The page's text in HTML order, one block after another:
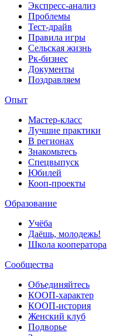
Экспресс-анализ
Проблемы
Тест-драйв
Правила игры
Сельская жизнь
Рк-бизнес
Документы
Поздравляем
Опыт
Мастер-класс
Лучшие практики
В регионах
Знакомьтесь
Спецвыпуск
Юбилей
Кооп-проекты
Образование
Учёба
Даёшь, молодежь!
Школа кооператора
Сообщества
Объединяйтесь
КООП-характер
КООП-история
Женский клуб
Подворье